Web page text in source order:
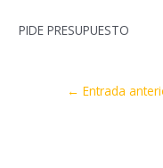
PIDE PRESUPUESTO
← Entrada